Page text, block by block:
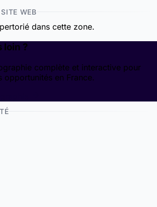
WEB
dans cette zone.
loin ?
complète et interactive pour
opportunités en France.